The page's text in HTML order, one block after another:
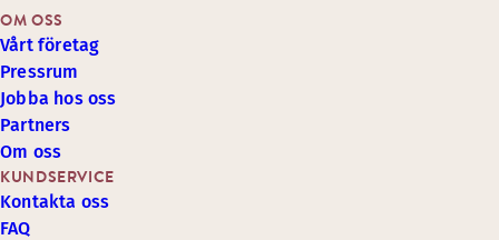
KUNDSERVICE
Kontakta oss
FAQ
OM OSS
Vårt företag
Pressrum
Jobba hos oss
Partners
Om oss